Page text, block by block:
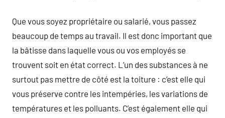
Que vous soyez propriétaire ou salarié, vous passez
beaucoup de temps au travail. Il est donc important que
la bâtisse dans laquelle vous ou vos employés se
trouvent soit en état correct. L’un des substances à ne
surtout pas mettre de côté est la toiture : c’est elle qui
vous préserve contre les intempéries, les variations de
températures et les polluants. C’est également elle qui